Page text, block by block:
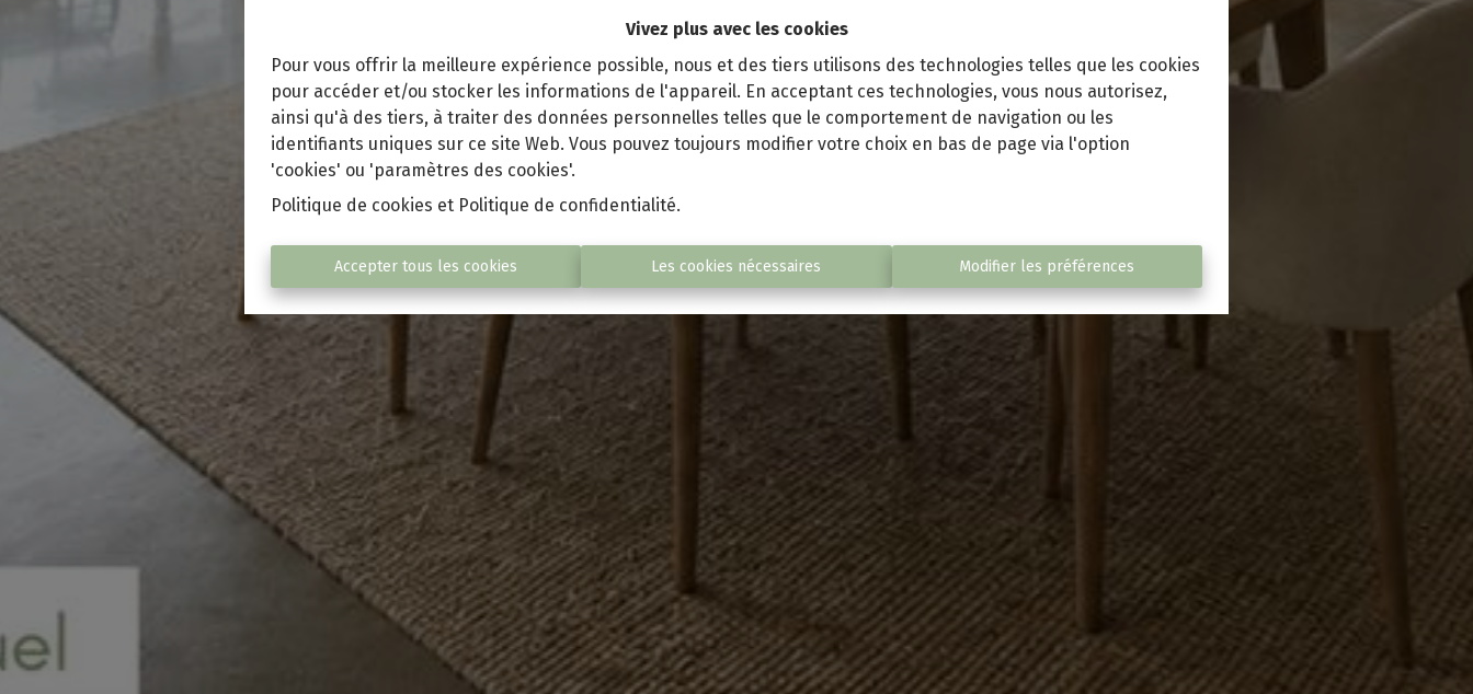
Vivez plus avec les cookies
Pour vous offrir la meilleure expérience possible, nous et des tiers utilisons des technologies telles que les cookies
pour accéder et/ou stocker les informations de l'appareil. En acceptant ces technologies, vous nous autorisez,
ainsi qu'à des tiers, à traiter des données personnelles telles que le comportement de navigation ou les
identifiants uniques sur ce site Web. Vous pouvez toujours modifier votre choix en bas de page via l'option
'cookies' ou 'paramètres des cookies'.
Politique de cookies et Politique de confidentialité.
Accepter tous les cookies Les cookies nécessaires Modifier les préférences